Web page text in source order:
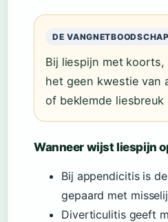
DE VANGNETBOODSCHAP
Bij liespijn met
het geen kwestie van
of beklemde
Wanneer wijst liespijn
Bij appendicitis is
gepaard met
Diverticulitis geeft